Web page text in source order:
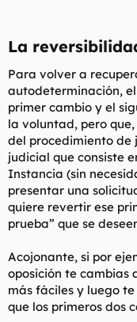
La
Para volver a
autodeterminación,
primer cambio y el
la voluntad, pero
del procedimiento de
judicial que consiste
Instancia (sin
presentar una
quiere revertir ese
prueba” que se
Acojonante, si por
oposición te cambias
más fáciles y luego
que los primeros dos